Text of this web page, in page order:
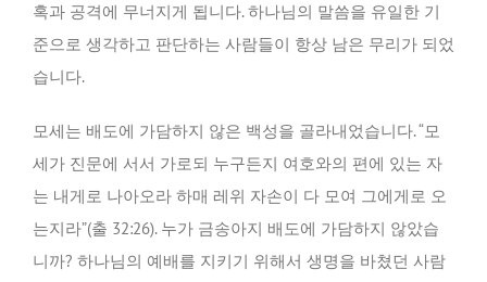
혹과 공격에 무너지게 됩니다. 하나님의 말씀을 유일한 기
준으로 생각하고 판단하는 사람들이 항상 남은 무리가 되었
습니다.
모세는 배도에 가담하지 않은 백성을 골라내었습니다. “모
세가 진문에 서서 가로되 누구든지 여호와의 편에 있는 자
는 내게로 나아오라 하매 레위 자손이 다 모여 그에게로 오
는지라”(출 32:26). 누가 금송아지 배도에 가담하지 않았습
니까? 하나님의 예배를 지키기 위해서 생명을 바쳤던 사람